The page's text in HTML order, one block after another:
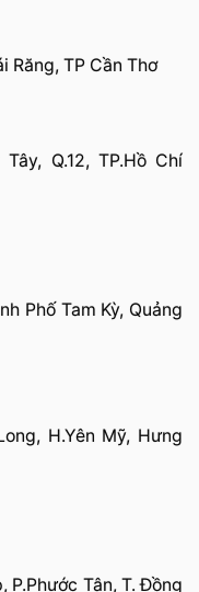
Răng, TP Cần Thơ
Q.12, TP.Hồ Chí
Phố Tam Kỳ, Quảng
H.Yên Mỹ, Hưng
P.Phước Tân, T. Đồng